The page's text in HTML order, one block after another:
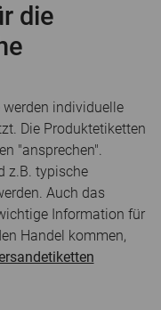
die
werden individuelle
Die Produktetiketten
"ansprechen".
z.B. typische
Auch das
Information für
Handel kommen,